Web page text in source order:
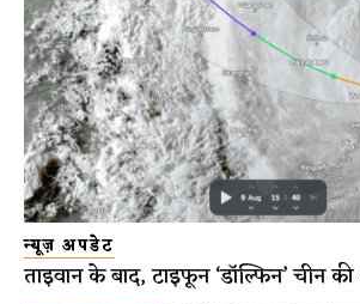
न्यूज़ अपडेट
ताइवान के बाद, टाइफून ‘डॉल्फिन’ चीन